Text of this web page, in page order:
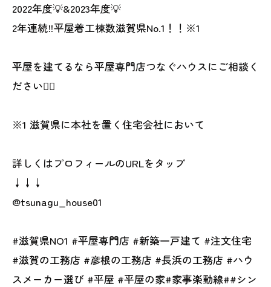
2022年度💡&2023年度💡
2年連続‼︎平屋着工棟数滋賀県No.1！！※1
平屋を建てるなら平屋専門店つなぐハウスにご相談く
ださい👍🏻
※1 滋賀県に本社を置く住宅会社において
詳しくはプロフィールのURLをタップ
↓↓↓
@tsunagu_house01
#滋賀県NO1 #平屋専門店 #新築一戸建て #注文住宅
#滋賀の工務店 #彦根の工務店 #長浜の工務店 #ハウ
スメーカー選び #平屋 #平屋の家#家事楽動線##シン